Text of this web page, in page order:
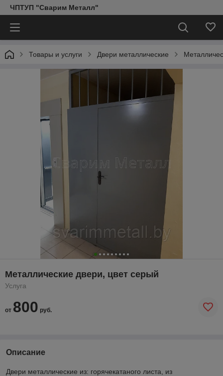
ЧПТУП "Сварим Металл"
Товары и услуги Двери металлические
Металлические двери, цвет серый
Услуга
от 800 руб.
Описание
Двери металлические из: горячекатаного листа, из